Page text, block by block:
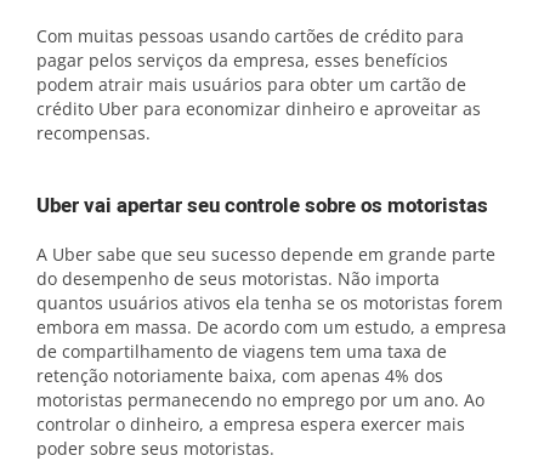
Com muitas pessoas usando cartões de crédito para
pagar pelos serviços da empresa, esses benefícios
podem atrair mais usuários para obter um cartão de
crédito Uber para economizar dinheiro e aproveitar as
recompensas.
Uber vai apertar seu controle sobre os motoristas
A Uber sabe que seu sucesso depende em grande parte
do desempenho de seus motoristas. Não importa
quantos usuários ativos ela tenha se os motoristas forem
embora em massa. De acordo com um estudo, a empresa
de compartilhamento de viagens tem uma taxa de
retenção notoriamente baixa, com apenas 4% dos
motoristas permanecendo no emprego por um ano. Ao
controlar o dinheiro, a empresa espera exercer mais
poder sobre seus motoristas.